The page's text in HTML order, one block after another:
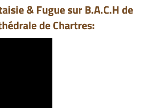
& Fugue sur B.A.C.H de
de Chartres: